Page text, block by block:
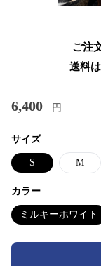
ご注
送料
6,400 円
サイズ
S M
カラー
ミルキーホワイト